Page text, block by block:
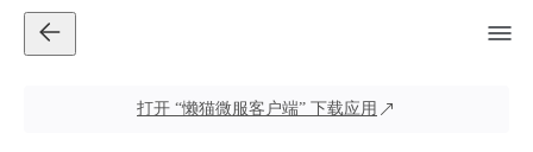
打开 “懒猫微服客户端” 下载应用